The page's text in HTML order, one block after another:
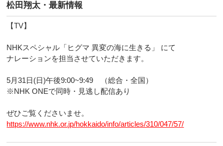
松田翔太・最新情報
【TV】
NHKスペシャル「ヒグマ 異変の海に生きる」 にて
ナレーションを担当させていただきます。
5月31日(日)午後9:00~9:49 （総合・全国）
※NHK ONEで同時・見逃し配信あり
ぜひご覧くださいませ。
https://www.nhk.or.jp/hokkaido/info/articles/310/047/57/